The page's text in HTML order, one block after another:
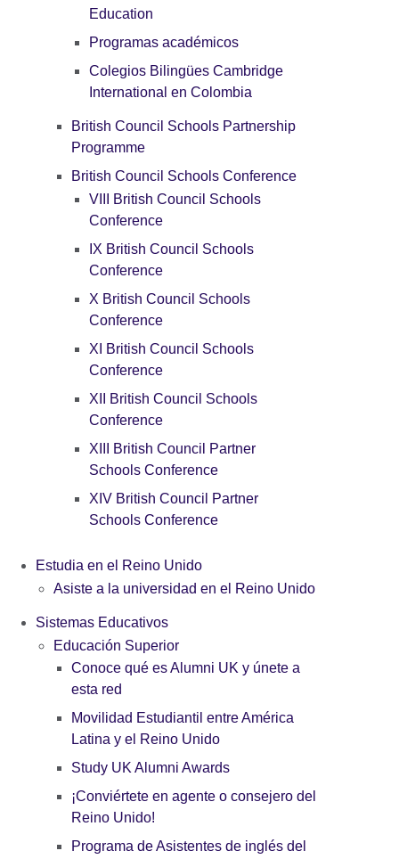
Education
Programas académicos
Colegios Bilingües Cambridge
International en Colombia
British Council Schools Partnership
Programme
British Council Schools Conference
VIII British Council Schools
Conference
IX British Council Schools
Conference
X British Council Schools
Conference
XI British Council Schools
Conference
XII British Council Schools
Conference
XIII British Council Partner
Schools Conference
XIV British Council Partner
Schools Conference
Estudia en el Reino Unido
Asiste a la universidad en el Reino Unido
Sistemas Educativos
Educación Superior
Conoce qué es Alumni UK y únete a
esta red
Movilidad Estudiantil entre América
Latina y el Reino Unido
Study UK Alumni Awards
¡Conviértete en agente o consejero del
Reino Unido!
Programa de Asistentes de inglés del